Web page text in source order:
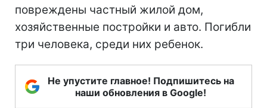
повреждены частный жилой дом,
хозяйственные постройки и авто. Погибли
три человека, среди них ребенок.
Не упустите главное! Подпишитесь на
наши обновления в Google!